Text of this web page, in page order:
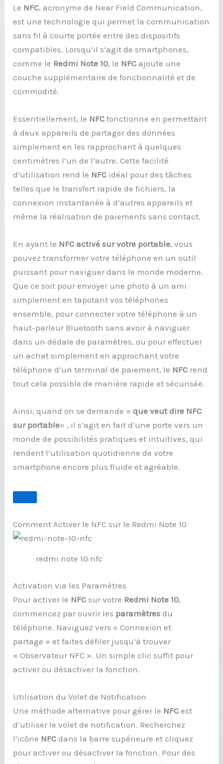
Le NFC, acronyme de Near Field Communication,
est une technologie qui permet la communication
sans fil à courte portée entre des dispositifs
compatibles. Lorsqu’il s’agit de smartphones,
comme le Redmi Note 10, le NFC ajoute une
couche supplémentaire de fonctionnalité et de
commodité.
Essentiellement, le NFC fonctionne en permettant
à deux appareils de partager des données
simplement en les rapprochant à quelques
centimètres l’un de l’autre. Cette facilité
d’utilisation rend le NFC idéal pour des tâches
telles que le transfert rapide de fichiers, la
connexion instantanée à d’autres appareils et
même la réalisation de paiements sans contact.
En ayant le NFC activé sur votre portable, vous
pouvez transformer votre téléphone en un outil
puissant pour naviguer dans le monde moderne.
Que ce soit pour envoyer une photo à un ami
simplement en tapotant vos téléphones
ensemble, pour connecter votre téléphone à un
haut-parleur Bluetooth sans avoir à naviguer
dans un dédale de paramètres, ou pour effectuer
un achat simplement en approchant votre
téléphone d’un terminal de paiement, le NFC rend
tout cela possible de manière rapide et sécurisée.
Ainsi, quand on se demande «que veut dire NFC
sur portable« , il s’agit en fait d’une porte vers un
monde de possibilités pratiques et intuitives, qui
rendent l’utilisation quotidienne de votre
smartphone encore plus fluide et agréable.
Comment Activer le NFC sur le Redmi Note 10
redmi note 10 nfc
Activation via les Paramètres
Pour activer le NFC sur votre Redmi Note 10,
commencez par ouvrir les paramètres du
téléphone. Naviguez vers « Connexion et
partage » et faites défiler jusqu’à trouver
« Observateur NFC ». Un simple clic suffit pour
activer ou désactiver la fonction.
Utilisation du Volet de Notification
Une méthode alternative pour gérer le NFC est
d’utiliser le volet de notification. Recherchez
l’icône NFC dans la barre supérieure et cliquez
pour activer ou désactiver la fonction. Pour des